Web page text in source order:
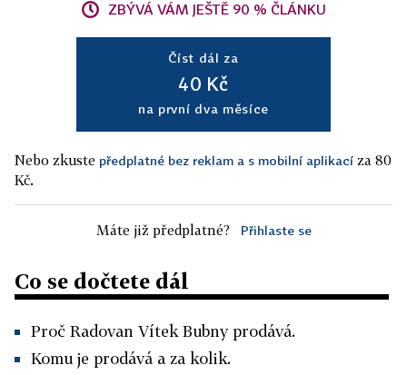
ZBÝVÁ VÁM JEŠTĚ 90 % ČLÁNKU
Číst dál za
40 Kč
na první dva měsíce
Nebo zkuste předplatné bez reklam a s mobilní aplikací za 80
Kč.
Máte již předplatné? Přihlaste se
Co se dočtete dál
Proč Radovan Vítek Bubny prodává.
Komu je prodává a za kolik.